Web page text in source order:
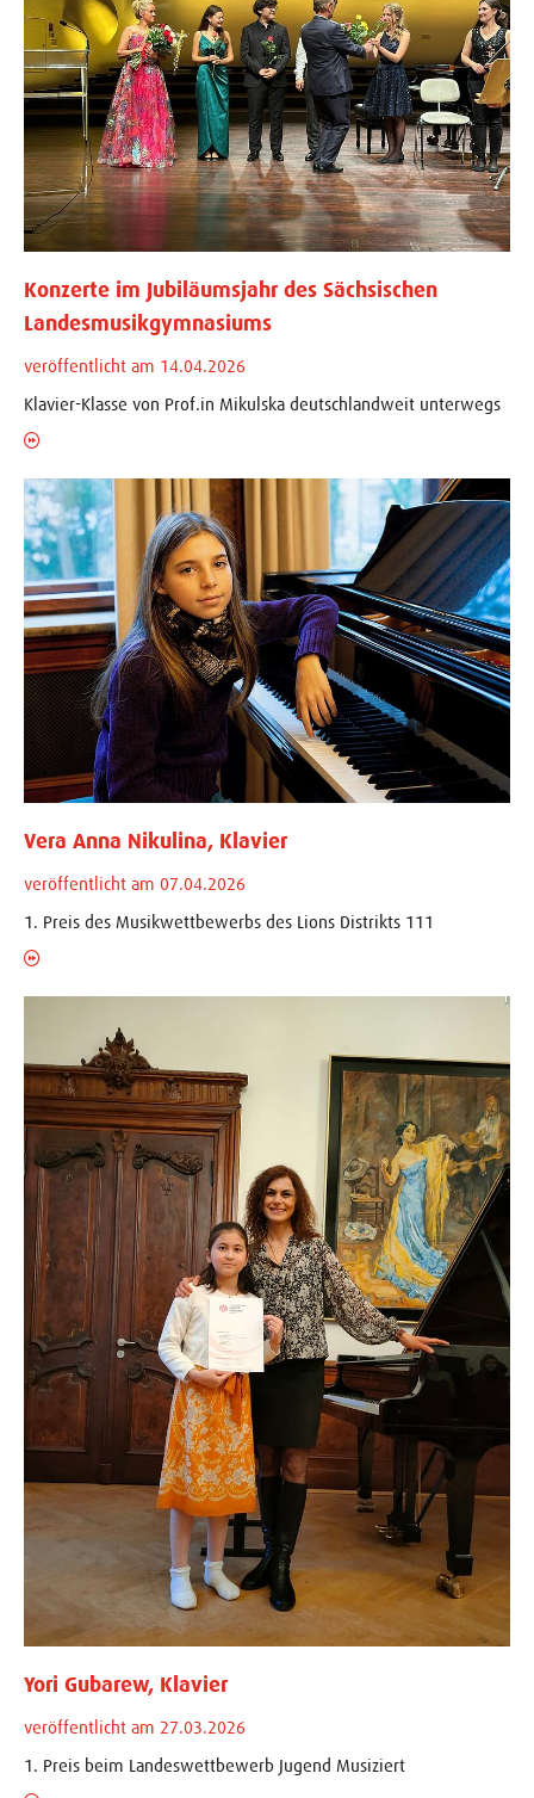
Konzerte im Jubiläumsjahr des Sächsischen
Landesmusikgymnasiums
veröffentlicht am 14.04.2026
Klavier-Klasse von Prof.in Mikulska deutschlandweit unterwegs
Vera Anna Nikulina, Klavier
veröffentlicht am 07.04.2026
1. Preis des Musikwettbewerbs des Lions Distrikts 111
Yori Gubarew, Klavier
veröffentlicht am 27.03.2026
1. Preis beim Landeswettbewerb Jugend Musiziert